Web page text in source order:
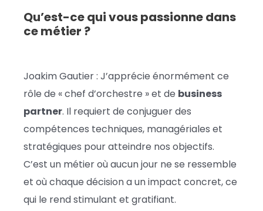
Qu’est-ce qui vous passionne dans
ce métier ?
Joakim Gautier : J’apprécie énormément ce
rôle de « chef d’orchestre » et de business
partner. Il requiert de conjuguer des
compétences techniques, managériales et
stratégiques pour atteindre nos objectifs.
C’est un métier où aucun jour ne se ressemble
et où chaque décision a un impact concret, ce
qui le rend stimulant et gratifiant.